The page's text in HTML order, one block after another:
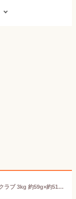
【まるごと食べれる高級カニ】 ソフトシェルクラブ 3kg 約59g×約51匹 個包装 (生冷凍) 送料無料 安い 無添加 原料 蟹 WR ホールラウンド